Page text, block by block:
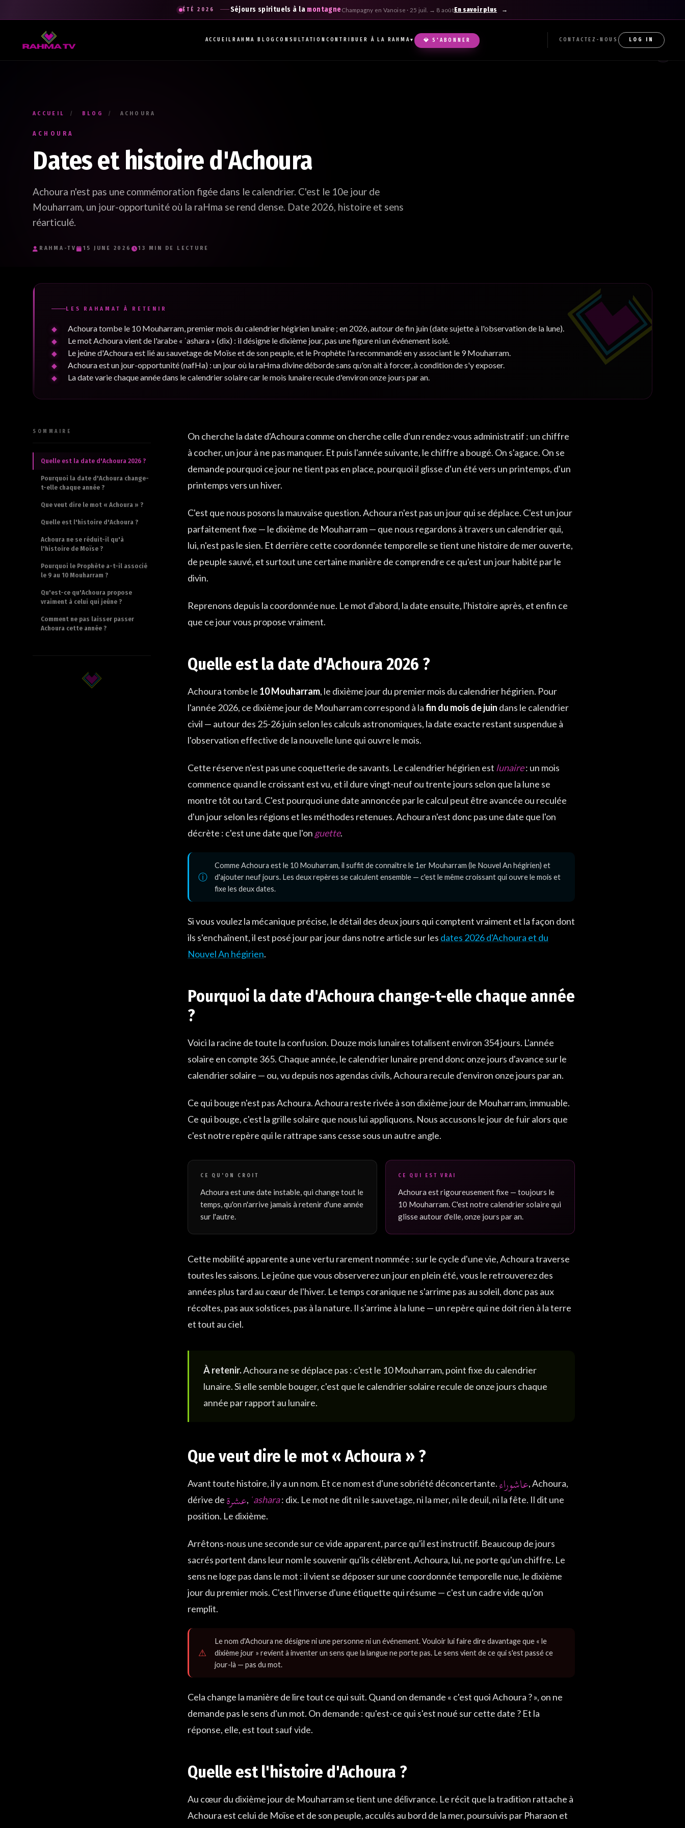
ÉTÉ 2026 Séjours spirituels à la montagne Champagny en Vanoise · 25 juil. → 8 aoûtEn savoir plus
ACCUEIL RAHMA BLOGCONSULTATION CONTRIBUER À LA RAHMA ▾ 💎 S'ABONNER CONTACTEZ-NOUS LOG IN
ACCUEIL / BLOG / ACHOURA
ACHOURA
Dates et histoire d'Achoura
Achoura n'est pas une commémoration figée dans le calendrier. C'est le 10e jour de
Mouharram, un jour-opportunité où la raHma se rend dense. Date 2026, histoire et sens
réarticulé.
RAHMA-TV 15 JUNE 2026 13 MIN DE LECTURE
LES RAHAMAT À RETENIR
Achoura tombe le 10 Mouharram, premier mois du calendrier hégirien lunaire ; en 2026, autour de fin juin (date sujette à l'observation de la lune).
Le mot Achoura vient de l'arabe « ʿashara » (dix) : il désigne le dixième jour, pas une figure ni un événement isolé.
Le jeûne d'Achoura est lié au sauvetage de Moïse et de son peuple, et le Prophète l'a recommandé en y associant le 9 Mouharram.
Achoura est un jour-opportunité (nafHa) : un jour où la raHma divine déborde sans qu'on ait à forcer, à condition de s'y exposer.
La date varie chaque année dans le calendrier solaire car le mois lunaire recule d'environ onze jours par an.
SOMMAIRE
Quelle est la date d'Achoura 2026 ?
Pourquoi la date d'Achoura change-
t-elle chaque année ?
Que veut dire le mot « Achoura » ?
Quelle est l'histoire d'Achoura ?
Achoura ne se réduit-il qu'à
l'histoire de Moïse ?
Pourquoi le Prophète a-t-il associé
le 9 au 10 Mouharram ?
Qu'est-ce qu'Achoura propose
vraiment à celui qui jeûne ?
Comment ne pas laisser passer
Achoura cette année ?
On cherche la date d'Achoura comme on cherche celle d'un rendez-vous administratif : un chiffre
à cocher, un jour à ne pas manquer. Et puis l'année suivante, le chiffre a bougé. On s'agace. On se
demande pourquoi ce jour ne tient pas en place, pourquoi il glisse d'un été vers un printemps, d'un
printemps vers un hiver.
C'est que nous posons la mauvaise question. Achoura n'est pas un jour qui se déplace. C'est un jour
parfaitement fixe — le dixième de Mouharram — que nous regardons à travers un calendrier qui,
lui, n'est pas le sien. Et derrière cette coordonnée temporelle se tient une histoire de mer ouverte,
de peuple sauvé, et surtout une certaine manière de comprendre ce qu'est un jour habité par le
divin.
Reprenons depuis la coordonnée nue. Le mot d'abord, la date ensuite, l'histoire après, et enfin ce
que ce jour vous propose vraiment.
Quelle est la date d'Achoura 2026 ?
Achoura tombe le 10 Mouharram, le dixième jour du premier mois du calendrier hégirien. Pour
l'année 2026, ce dixième jour de Mouharram correspond à lafin du mois de juin dans le calendrier
civil — autour des 25-26 juin selon les calculs astronomiques, la date exacte restant suspendue à
l'observation effective de la nouvelle lune qui ouvre le mois.
Cette réserve n'est pas une coquetterie de savants. Le calendrier hégirien est lunaire: un mois
commence quand le croissant est vu, et il dure vingt-neuf ou trente jours selon que la lune se
montre tôt ou tard. C'est pourquoi une date annoncée par le calcul peut être avancée ou reculée
d'un jour selon les régions et les méthodes retenues. Achoura n'est donc pas une date que l'on
décrète : c'est une date que l'on guette.
Comme Achoura est le 10 Mouharram, il suffit de connaître le 1er Mouharram (le Nouvel An hégirien) et
d'ajouter neuf jours. Les deux repères se calculent ensemble — c'est le même croissant qui ouvre le mois et
fixe les deux dates.
Si vous voulez la mécanique précise, le détail des deux jours qui comptent vraiment et la façon dont
ils s'enchaînent, il est posé jour par jour dans notre article sur les dates 2026 d'Achoura et du
Nouvel An hégirien.
Pourquoi la date d'Achoura change-t-elle chaque année
?
Voici la racine de toute la confusion. Douze mois lunaires totalisent environ 354 jours. L'année
solaire en compte 365. Chaque année, le calendrier lunaire prend donc onze jours d'avance sur le
calendrier solaire — ou, vu depuis nos agendas civils, Achoura recule d'environ onze jours par an.
Ce qui bouge n'est pas Achoura. Achoura reste rivée à son dixième jour de Mouharram, immuable.
Ce qui bouge, c'est la grille solaire que nous lui appliquons. Nous accusons le jour de fuir alors que
c'est notre repère qui le rattrape sans cesse sous un autre angle.
CE QU'ON CROIT
Achoura est une date instable, qui change tout le
temps, qu'on n'arrive jamais à retenir d'une année
sur l'autre.
CE QUI EST VRAI
Achoura est rigoureusement fixe — toujours le
10 Mouharram. C'est notre calendrier solaire qui
glisse autour d'elle, onze jours par an.
Cette mobilité apparente a une vertu rarement nommée : sur le cycle d'une vie, Achoura traverse
toutes les saisons. Le jeûne que vous observerez un jour en plein été, vous le retrouverez des
années plus tard au cœur de l'hiver. Le temps coranique ne s'arrime pas au soleil, donc pas aux
récoltes, pas aux solstices, pas à la nature. Il s'arrime à la lune — un repère qui ne doit rien à la terre
et tout au ciel.
À retenir.Achoura ne se déplace pas : c'est le 10 Mouharram, point fixe du calendrier
lunaire. Si elle semble bouger, c'est que le calendrier solaire recule de onze jours chaque
année par rapport au lunaire.
Que veut dire le mot « Achoura » ?
Avant toute histoire, il y a un nom. Et ce nom est d'une sobriété déconcertante. عاشوراء, Achoura,
dérive de عشرة, ʿashara: dix. Le mot ne dit ni le sauvetage, ni la mer, ni le deuil, ni la fête. Il dit une
position. Le dixième.
Arrêtons-nous une seconde sur ce vide apparent, parce qu'il est instructif. Beaucoup de jours
sacrés portent dans leur nom le souvenir qu'ils célèbrent. Achoura, lui, ne porte qu'un chiffre. Le
sens ne loge pas dans le mot : il vient se déposer sur une coordonnée temporelle nue, le dixième
jour du premier mois. C'est l'inverse d'une étiquette qui résume — c'est un cadre vide qu'on
remplit.
Le nom d'Achoura ne désigne ni une personne ni un événement. Vouloir lui faire dire davantage que « le
dixième jour » revient à inventer un sens que la langue ne porte pas. Le sens vient de ce qui s'est passé ce
jour-là — pas du mot.
Cela change la manière de lire tout ce qui suit. Quand on demande « c'est quoi Achoura ? », on ne
demande pas le sens d'un mot. On demande : qu'est-ce qui s'est noué sur cette date ? Et la
réponse, elle, est tout sauf vide.
Quelle est l'histoire d'Achoura ?
Au cœur du dixième jour de Mouharram se tient une délivrance. Le récit que la tradition rattache à
Achoura est celui de Moïse et de son peuple, acculés au bord de la mer, poursuivis par Pharaon et
Renseignez votre prénom
Renseignez votre adresse email. Ex. : abc@xyz.com